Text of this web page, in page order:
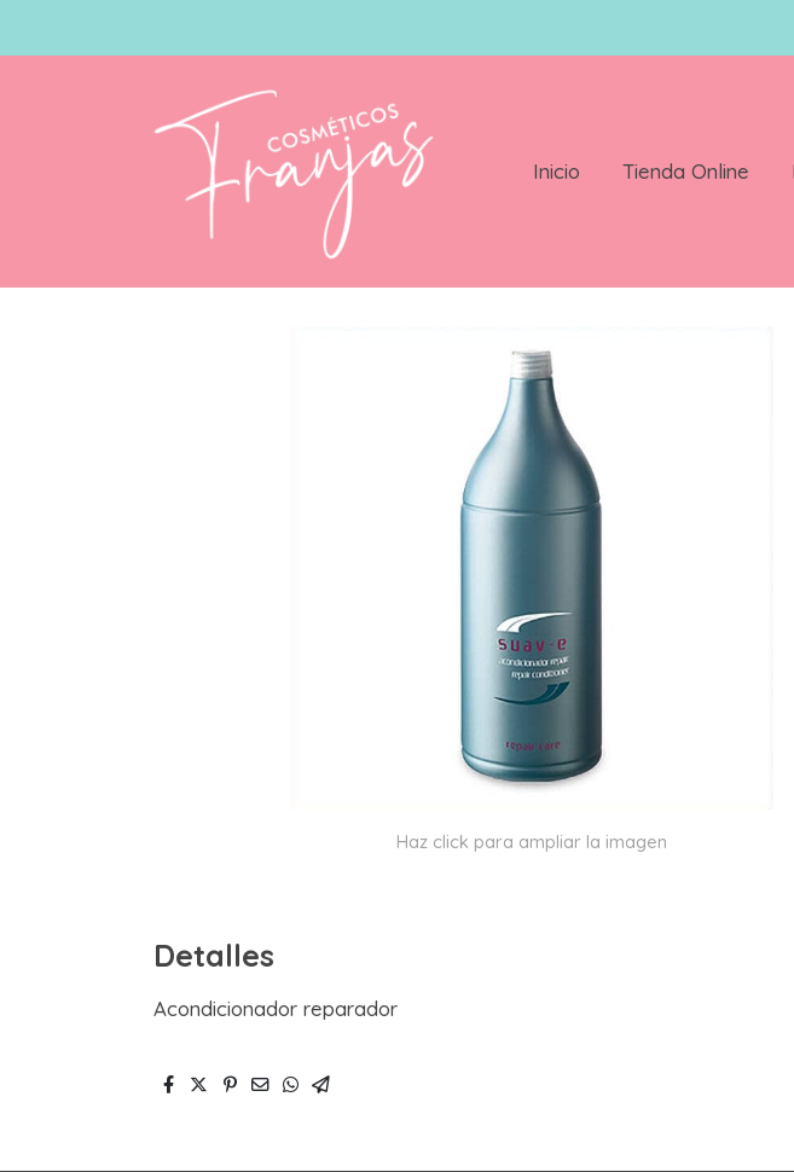
Inicio Tienda Online
Periche Nutritif Acondicionador Repair Suav-e 1800 Ml
Haz click para ampliar la imagen
Detalles
Acondicionador reparador